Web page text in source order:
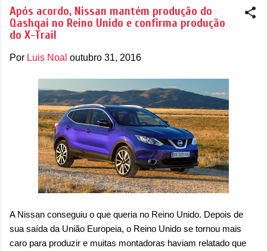
Após acordo, Nissan mantém produção do
Qashqai no Reino Unido e confirma produção
do X-Trail
Por Luis Noal outubro 31, 2016
A Nissan conseguiu o que queria no Reino Unido. Depois de
sua saída da União Europeia, o Reino Unido se tornou mais
caro para produzir e muitas montadoras haviam relatado que